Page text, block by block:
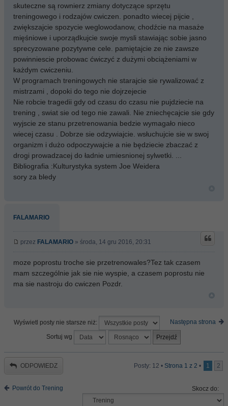
skuteczne są rownierz zmiany dotyczące sprzętu
treningowego i rodzajów cwiczen. ponadto wiecej pijcie ,
zwiększajcie spozycie weglowodanow, chodźcie na masaże
mięśniowe i uporządkujcie swoje mysli stawiając sobie jasno
sprecyzowane pozytywne cele. pamiętajcie ze nie zawsze
powinniescie probowac ćwiczyć z dużymi obciążeniami w
każdym cwiczeniu.
W programach treningowych nie starajcie sie rywalizować z
mistrzami , dopoki do tego nie dojrzejecie
Nie robcie tragedii gdy od czasu do czasu nie pujdziecie na
trening , swiat sie od tego nie zawali. Nie zniechęcajcie sie gdy
wyjscie ze stanu przetrenowania bedzie wymagało nieco
wiecej czasu . Dobrze sie odzywiajcie. wsłuchujcie sie w swoj
organizm i dużo odpoczywajcie a nie będziecie zbaczać z
drogi prowadzacej do ładnie umiesnionej sylwetki. ...
Bibliografia :Kulturystyka system Joe Weidera
sory za bledy
FALAMARIO
przez FALAMARIO » środa, 14 gru 2016, 20:31
moze poprostu troche sie przetrenowales?Tez tak czasem
mam szczególnie jak sie nie wyspie, a czasem poprostu nie
ma sie nastroju do cwiczen Pozdr.
Następna strona
Wyświetl posty nie starsze niż:
Sortuj wg
ODPOWIEDZ Posty: 12 • Strona 1 z 2 • 1 2
Powrót do Trening Skocz do: